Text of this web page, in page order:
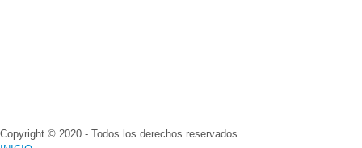
Copyright © 2020 - Todos los derechos reservados